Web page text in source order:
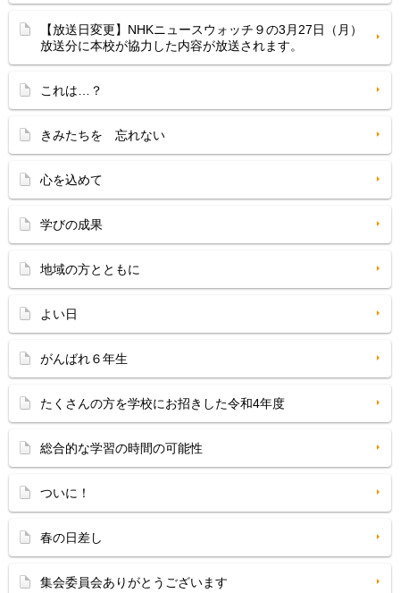
【放送日変更】NHKニュースウォッチ９の3月27日（月）
放送分に本校が協力した内容が放送されます。
これは…？
きみたちを 忘れない
心を込めて
学びの成果
地域の方とともに
よい日
がんばれ６年生
たくさんの方を学校にお招きした令和4年度
総合的な学習の時間の可能性
ついに！
春の日差し
集会委員会ありがとうございます